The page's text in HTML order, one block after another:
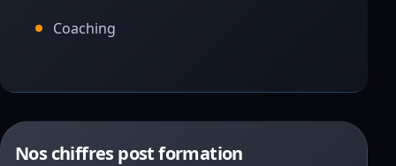
Coaching
Nos chiffres post formation